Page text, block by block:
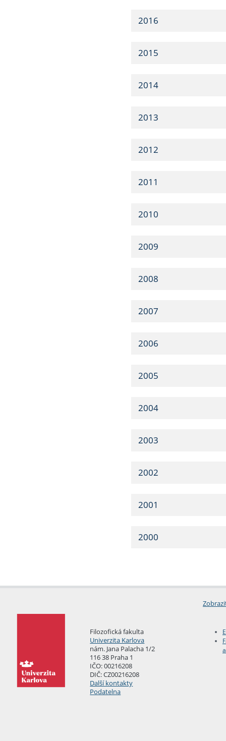
2016
2015
2014
2013
2012
2011
2010
2009
2008
2007
2006
2005
2004
2003
2002
2001
2000
Filozofická fakulta
Univerzita Karlova
nám. Jana Palacha 1/2
116 38 Praha 1
IČO: 00216208
DIČ: CZ00216208
Další kontakty
Podatelna